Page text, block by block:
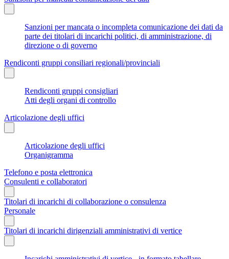
Sanzioni per mancata o incompleta comunicazione dei dati da
parte dei titolari di incarichi politici, di amministrazione, di
direzione o di governo
Rendiconti gruppi consiliari regionali/provinciali
Rendiconti gruppi consigliari
Atti degli organi di controllo
Articolazione degli uffici
Articolazione degli uffici
Organigramma
Telefono e posta elettronica
Consulenti e collaboratori
Titolari di incarichi di collaborazione o consulenza
Personale
Titolari di incarichi dirigenziali amministrativi di vertice